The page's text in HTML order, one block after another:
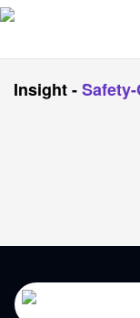
Insight-